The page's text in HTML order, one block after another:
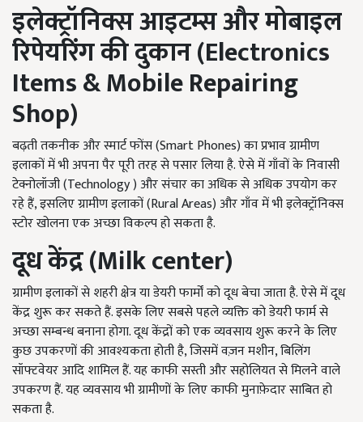
इलेक्ट्रॉनिक्स आइटम्स औरमोबाइल
रिपेयरिंग की दुकान (Electronics
Items & Mobile Repairing
Shop)
बढ़ती तकनीक और स्मार्ट फोंस (Smart Phones) का प्रभाव ग्रामीण
इलाकों में भी अपना पैर पूरी तरह से पसार लिया है. ऐसे में गाँवों के निवासी
टेक्नोलॉजी (Technology ) और संचार का अधिक से अधिक उपयोग कर
रहे हैं, इसलिए ग्रामीण इलाकों (Rural Areas) और गाँव में भी इलेक्ट्रॉनिक्स
स्टोर खोलना एक अच्छा विकल्प हो सकता है.
दूध केंद्र (Milk center)
ग्रामीण इलाकों से शहरी क्षेत्र या डेयरी फार्मों को दूध बेचा जाता है. ऐसे में दूध
केंद्र शुरू कर सकते हैं. इसके लिए सबसे पहले व्यक्ति को डेयरी फार्म से
अच्छा सम्बन्ध बनाना होगा. दूध केंद्रों को एक व्यवसाय शुरू करने के लिए
कुछ उपकरणों की आवश्यकता होती है, जिसमें वज़न मशीन, बिलिंग
सॉफ्टवेयर आदि शामिल हैं. यह काफी सस्ती और सहोलियत से मिलने वाले
उपकरण हैं. यह व्यवसाय भी ग्रामीणों के लिए काफी मुनाफ़ेदार साबित हो
सकता है.